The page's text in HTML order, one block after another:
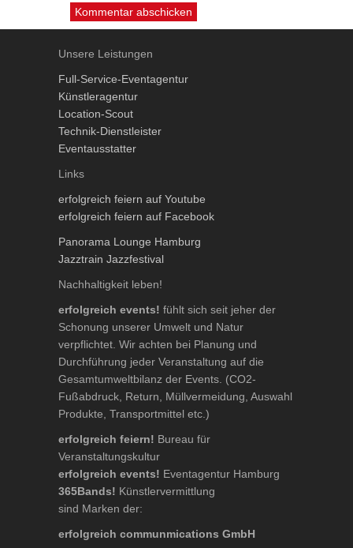
Unsere Leistungen
Full-Service-Eventagentur
Künstleragentur
Location-Scout
Technik-Dienstleister
Eventausstatter
Links
erfolgreich feiern auf Youtube
erfolgreich feiern auf Facebook
Panorama Lounge Hamburg
Jazztrain Jazzfestival
Nachhaltigkeit leben!
erfolgreich events! fühlt sich seit jeher der
Schonung unserer Umwelt und Natur
verpflichtet. Wir achten bei Planung und
Durchführung jeder Veranstaltung auf die
Gesamtumweltbilanz der Events. (CO2-
Fußabdruck, Return, Müllvermeidung, Auswahl
Produkte, Transportmittel etc.)
erfolgreich feiern! Bureau für
Veranstaltungskultur
erfolgreich events! Eventagentur Hamburg
365Bands! Künstlervermittlung
sind Marken der:
erfolgreich communmications GmbH